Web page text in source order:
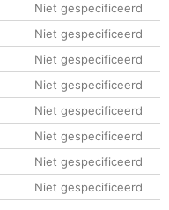
Niet gespecificeerd
Niet gespecificeerd
Niet gespecificeerd
Niet gespecificeerd
Niet gespecificeerd
Niet gespecificeerd
Niet gespecificeerd
Niet gespecificeerd